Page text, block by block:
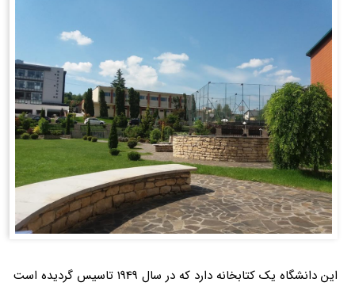
این دانشگاه یک کتابخانه دارد که در سال 1949 تاسیس گردیده است